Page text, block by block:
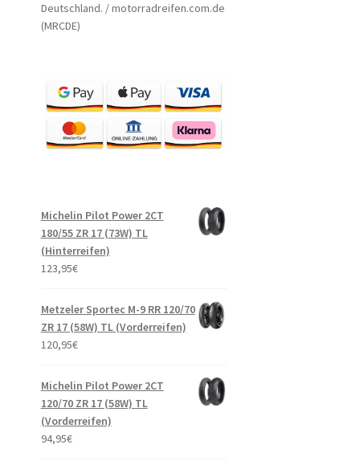
Deutschland. / motorradreifen.com.de
(MRCDE)
Michelin Pilot Power 2CT
180/55 ZR 17 (73W) TL
(Hinterreifen)
123,95€
Metzeler Sportec M-9 RR 120/70
ZR 17 (58W) TL (Vorderreifen)
120,95€
Michelin Pilot Power 2CT
120/70 ZR 17 (58W) TL
(Vorderreifen)
94,95€